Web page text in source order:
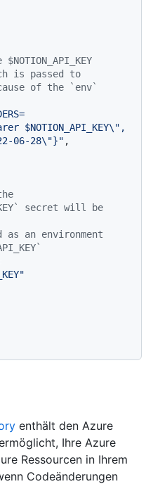
is passed to
of the `env`
06-28\"}" ,
secret will be
as an environment
enthält den Azure
Ihre Azure
Ressourcen in Ihrem
Codeänderungen